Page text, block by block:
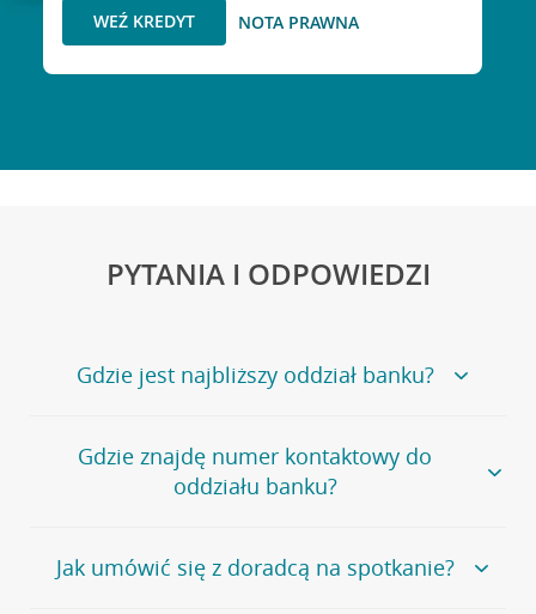
WEŹ KREDYT NOTA PRAWNA
PYTANIA I ODPOWIEDZI
Gdzie jest najbliższy oddział banku?
Jeśli szukasz oddziału naszego banku, zapraszamy na
stronęPlacówki i bankomaty, na której znajduje się
wygodna wyszukiwarka.
oddziałów
Gdzie znajdę numer kontaktowy do
oddziału banku?
Bank Credit Agricole nie udostępnia ogólnego numeru
telefonu do placówki bankowej.
Jak umówić się z doradcą na spotkanie?